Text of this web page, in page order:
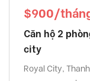
$900/
Căn hộ 2
city
Royal City,